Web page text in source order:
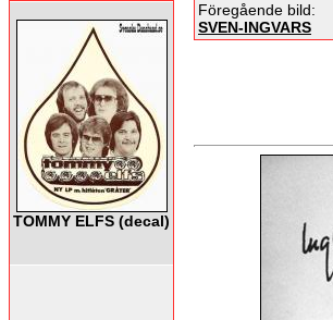
TOMMY ELFS (decal)
Föregående bild:
SVEN-INGVARS